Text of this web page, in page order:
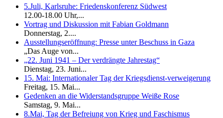
5.Juli, Karlsruhe: Friedenskonferenz Südwest
12.00-18.00 Uhr,...
Vortrag und Diskussion mit Fabian Goldmann
Donnerstag, 2....
Ausstellungseröffnung: Presse unter Beschuss in Gaza
„Das Auge von...
„22. Juni 1941 – Der verdrängte Jahrestag“
Dienstag, 23. Juni...
15. Mai: Internationaler Tag der Kriegsdienst-verweigerung
Freitag, 15. Mai...
Gedenken an die Widerstandsgruppe Weiße Rose
Samstag, 9. Mai...
8.Mai, Tag der Befreiung von Krieg und Faschismus